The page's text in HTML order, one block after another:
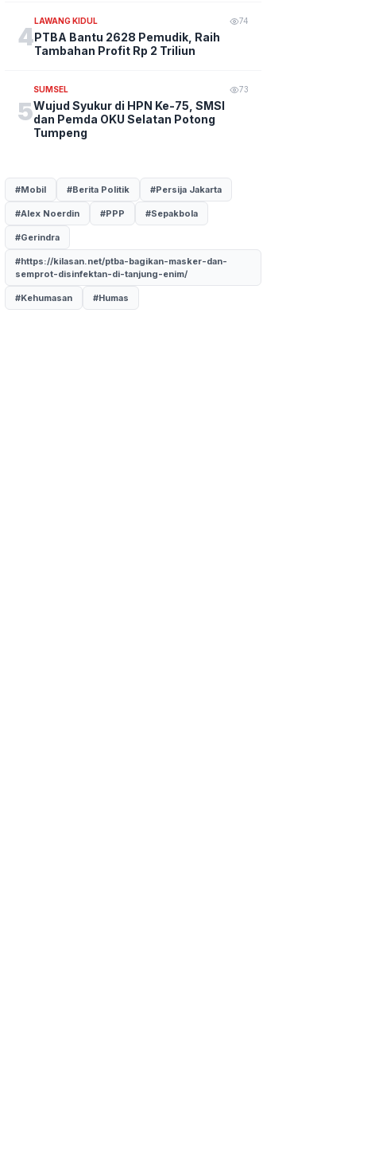
4
LAWANG KIDUL 74
PTBA Bantu 2628 Pemudik, Raih
Tambahan Profit Rp 2 Triliun
5
SUMSEL 73
Wujud Syukur di HPN Ke-75, SMSI
dan Pemda OKU Selatan Potong
Tumpeng
#Mobil #Berita Politik #Persija Jakarta
#Alex Noerdin #PPP #Sepakbola
#Gerindra
#https://kilasan.net/ptba-bagikan-masker-dan-
semprot-disinfektan-di-tanjung-enim/
#Kehumasan #Humas